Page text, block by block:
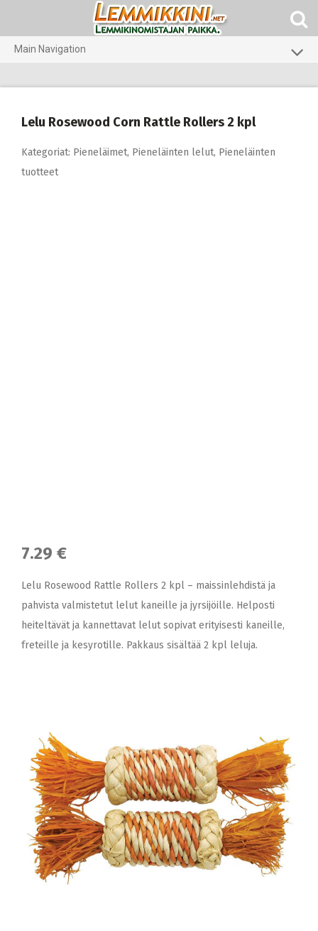
Main Navigation
Pieneläimet
Lelu Rosewood Corn Rattle Rollers 2 kpl
Kategoriat: Pieneläimet, Pieneläinten lelut, Pieneläinten
tuotteet
7.29 €
Lelu Rosewood Rattle Rollers 2 kpl – maissinlehdistä ja
pahvista valmistetut lelut kaneille ja jyrsijöille. Helposti
heiteltävät ja kannettavat lelut sopivat erityisesti kaneille,
freteille ja kesyrotille. Pakkaus sisältää 2 kpl leluja.